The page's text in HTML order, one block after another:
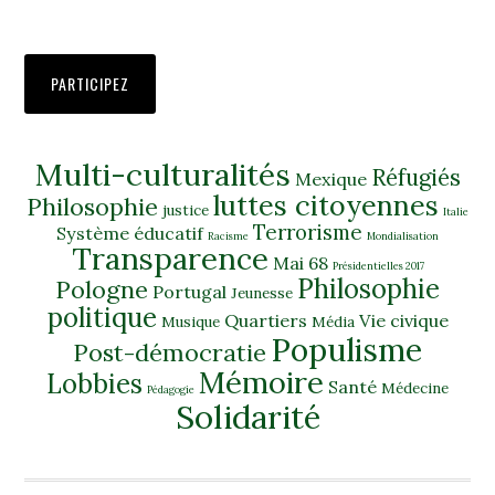
PARTICIPEZ
Multi-culturalités Mexique Réfugiés
Philosophie justice luttes citoyennes Italie
Système éducatif Racisme Terrorisme Mondialisation
Transparence Mai 68 Présidentielles 2017
Pologne Portugal Jeunesse Philosophie
politique Musique Quartiers Média Vie civique
Post-démocratie Populisme
Lobbies Pédagogie Mémoire Santé Médecine
Solidarité